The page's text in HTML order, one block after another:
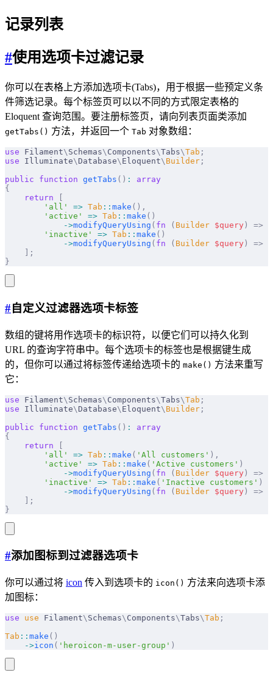
记录列表
#使用选项卡过滤记录
你可以在表格上方添加选项卡(Tabs)，用于根据一些预定义条
件筛选记录。每个标签页可以以不同的方式限定表格的
Eloquent 查询范围。要注册标签页，请向列表页面类添加
getTabs() 方法，并返回一个 Tab 对象数组：
use Filament\ Schemas\ Components\Tabs\Tab ;
use Illuminate\ Database\ Eloquent\ Builder ;
public function getTabs () :
array
{
    return
        'all'
=> Tab :: make (),
        'active'
=> Tab :: make ()
            ->
modifyQueryUsing ( fn ( Builder $query ) =>
        'inactive'
=> Tab :: make ()
            ->
modifyQueryUsing ( fn ( Builder $query ) =>
    ];
}
#自定义过滤器选项卡标签
数组的键将用作选项卡的标识符，以便它们可以持久化到
URL 的查询字符串中。每个选项卡的标签也是根据键生成
的，但你可以通过将标签传递给选项卡的 make() 方法来重写
它：
use Filament\ Schemas\ Components\Tabs\Tab ;
use Illuminate\ Database\ Eloquent\ Builder ;
public function getTabs () :
array
{
    return
        'all'
=> Tab :: make ( 'All customers' ),
        'active'
=> Tab :: make ( 'Active customers' )
            ->
modifyQueryUsing ( fn ( Builder $query ) =>
        'inactive'
=> Tab :: make ( 'Inactive customers' )
            ->
modifyQueryUsing ( fn ( Builder $query ) =>
    ];
}
#添加图标到过滤器选项卡
你可以通过将 icon 传入到选项卡的 icon() 方法来向选项卡添
加图标：
use use Filament\ Schemas\ Components\Tabs\Tab ;
Tab :: make ()
    ->
icon ( 'heroicon-m-user-group' )